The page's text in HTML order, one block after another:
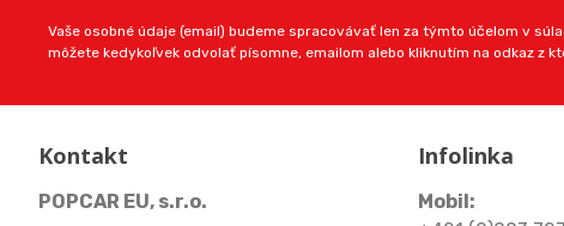
Vaše osobné údaje (email) budeme spracovávať len za týmto účelom v
môžete kedykoľvek odvolať písomne, emailom alebo kliknutím na odkaz z
Kontakt
POPCAR EU, s.r.o.
Infolinka
Mobil: